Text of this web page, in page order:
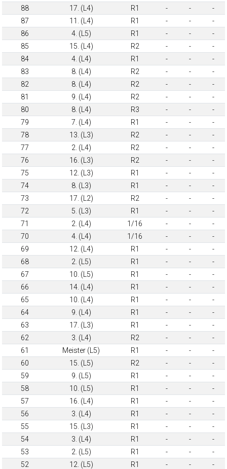
88 17. (L4) R1 - -
-
87
11. (L4) R1 - -
-
86
4. (L5) R1 - -
-
85
15. (L4) R2 - -
-
84
4. (L4) R1 - -
-
83
8. (L4) R2 - -
-
82
8. (L4) R2 - -
-
81
9. (L4) R2 - -
-
80
8. (L4) R3 - -
-
79
7. (L4) R1 - -
-
78
13. (L3) R2 - -
-
77
2. (L4) R2 - -
-
76
16. (L3) R2 - -
-
75
12. (L3) R1 - -
-
74
8. (L3) R1 - -
-
73
17. (L2) R2 - -
-
72
5. (L3) R1 - -
-
71
2. (L4) 1/16 - -
-
70
4. (L4) 1/16 - -
-
69
12. (L4) R1 - -
-
68
2. (L5) R1 - -
-
67
10. (L5) R1 - -
-
66
14. (L4) R1 - -
-
65
10. (L4) R1 - -
-
64
9. (L4) R1 - -
-
63
17. (L3) R1 - -
-
62
3. (L4) R2 - -
-
61
Meister (L5) R1 - -
-
60
15. (L5) R2 - -
-
59
9. (L5) R1 - -
-
58
10. (L5) R1 - -
-
57
16. (L4) R1 - -
-
56
3. (L4) R1 - -
-
55
15. (L3) R1 - -
-
54
3. (L4) R1 - -
-
53
2. (L5) R1 - -
-
52
12. (L5) R1 - -
-